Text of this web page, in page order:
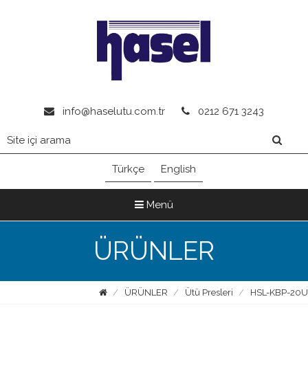
info@haselutu.com.tr 0212 671 3243
Türkçe English
Menü
ÜRÜNLER
ÜRÜNLER Ütü Presleri HSL-KBP-20U